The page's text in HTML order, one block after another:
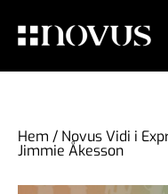
Hem / Novus Vidi i
Jimmie Åkesson